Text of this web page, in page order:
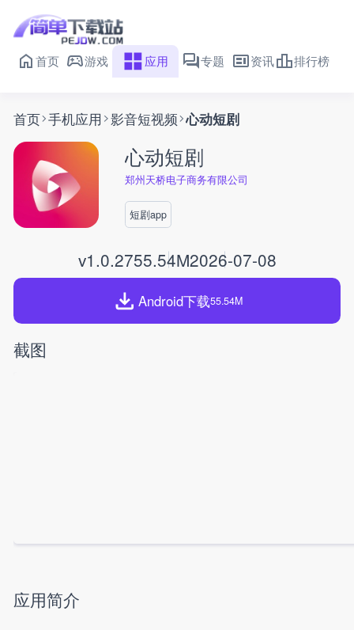
首页 游戏 应用 专题 资讯 排行榜
首页 手机应用 影音短视频 心动短剧
心动短剧
郑州天桥电子商务有限公司
短剧app
v1.0.2755.54M2026-07-08
Android下载55.54M
截图
应用简介